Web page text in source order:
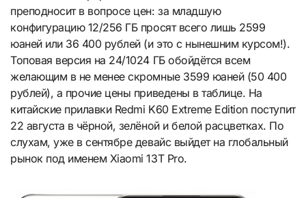
преподносит в вопросе цен: за младшую
конфигурацию 12/256 ГБ просят всего лишь 2599
юаней или 36 400 рублей (и это с нынешним курсом!).
Топовая версия на 24/1024 ГБ обойдётся всем
желающим в не менее скромные 3599 юаней (50 400
рублей), а прочие цены приведены в таблице. На
китайские прилавки Redmi K60 Extreme Edition поступит
22 августа в чёрной, зелёной и белой расцветках. По
слухам, уже в сентябре девайс выйдет на глобальный
рынок под именем Xiaomi 13T Pro.